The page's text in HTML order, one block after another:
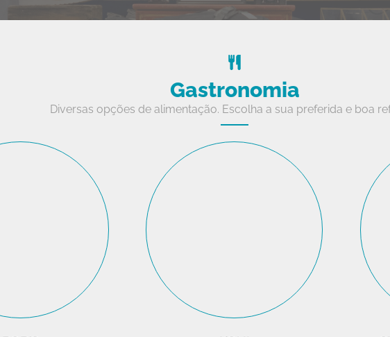
Gastronomia
Diversas opções de alimentação. Escolha a sua preferida e boa